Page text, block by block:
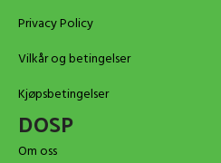
Privacy Policy
Vilkår og betingelser
Kjøpsbetingelser
DOSP
Om oss